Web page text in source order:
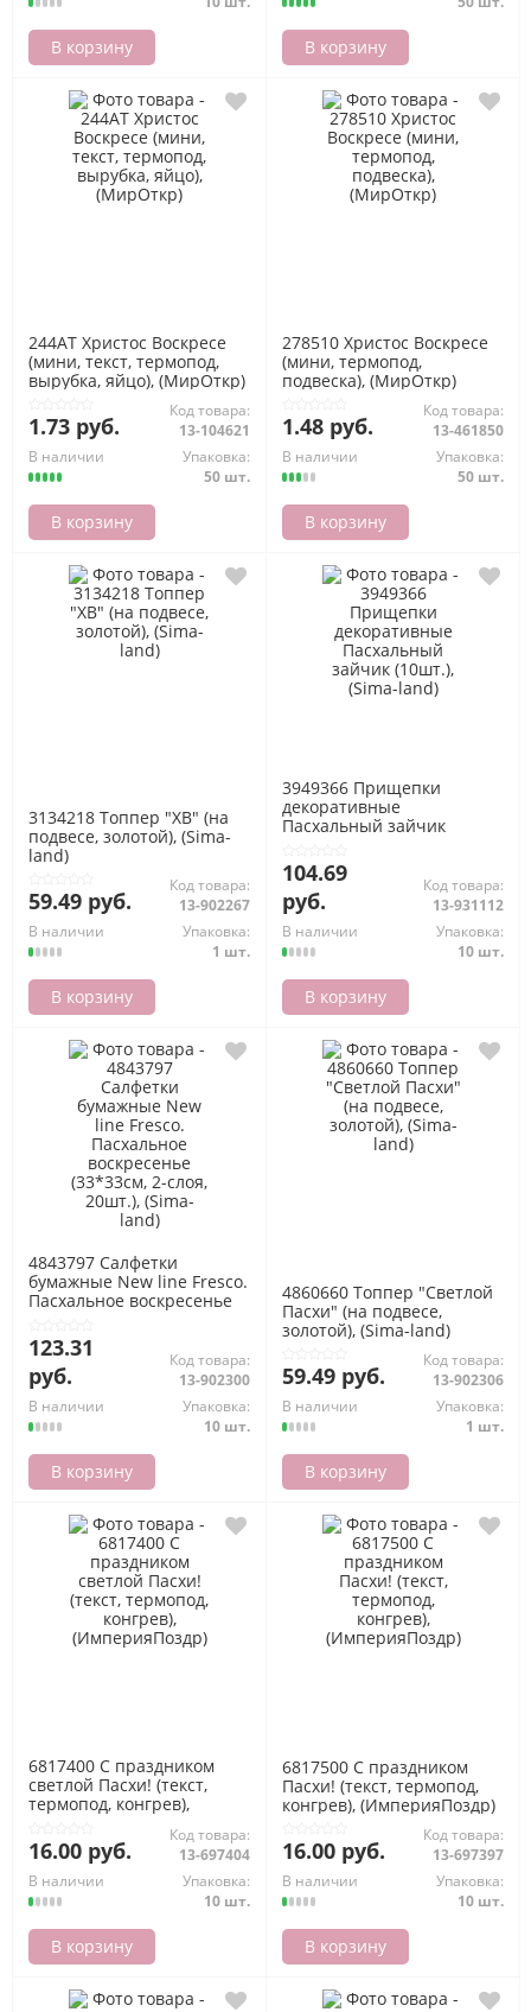
В корзину В корзину
244АТ Христос Воскресе
(мини, текст, термопод,
вырубка, яйцо), (МирОткр)
1.73 руб.
Код товара:
13-104621
В наличии
Упаковка:
50 шт.
В корзину
278510 Христос Воскресе
(мини, термопод,
подвеска), (МирОткр)
1.48 руб.
Код товара:
13-461850
В наличии
Упаковка:
50 шт.
В корзину
3134218 Топпер "ХВ" (на
подвесе, золотой), (Sima-
land)
59.49 руб.
Код товара:
13-902267
В наличии
Упаковка:
1 шт.
В корзину
3949366 Прищепки
декоративные
Пасхальный зайчик
104.69
руб.
Код товара:
13-931112
В наличии
Упаковка:
10 шт.
В корзину
4843797 Салфетки
бумажные New line Fresco.
Пасхальное воскресенье
(Sima-land)
123.31
руб.
Код товара:
13-902300
В наличии
Упаковка:
10 шт.
В корзину
4860660 Топпер "Светлой
Пасхи" (на подвесе,
золотой), (Sima-land)
59.49 руб.
Код товара:
13-902306
В наличии
Упаковка:
1 шт.
В корзину
6817400 С праздником
светлой Пасхи! (текст,
термопод, конгрев),
16.00 руб.
Код товара:
13-697404
В наличии
Упаковка:
10 шт.
В корзину
6817500 С праздником
Пасхи! (текст, термопод,
конгрев), (ИмперияПоздр)
16.00 руб.
Код товара:
13-697397
В наличии
Упаковка:
10 шт.
В корзину